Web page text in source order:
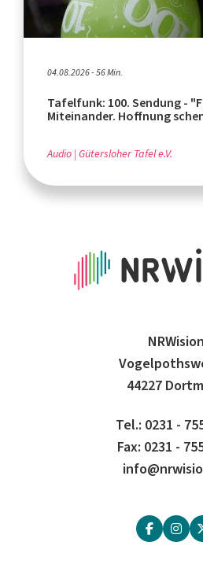
04.08.2026 - 56 Min.
Tafelfunk: 100. Sendung -
Miteinander. Hoffnung
Audio Gütersloher Tafel e.V.
NRWision
44227
Tel.: 0231 -
Fax: 0231 -